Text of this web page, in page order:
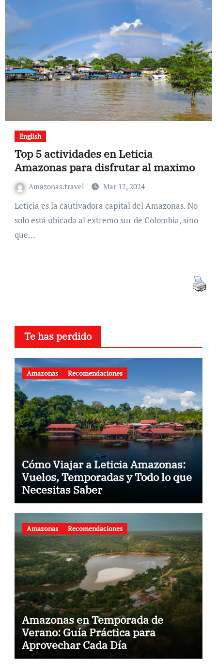
English
Top 5 actividades en Leticia
Amazonas para disfrutar al maximo
Amazonas.travel Mar 12, 2024
Leticia es la cautivadora capital del Amazonas. No
solo está ubicada al extremo sur de Colombia, sino
que…
Te has perdido
Amazonas Recomendaciones
Cómo Viajar a Leticia Amazonas:
Vuelos, Temporadas y Todo lo que
Necesitas Saber
Amazonas Recomendaciones
Amazonas en Temporada de
Verano: Guía Práctica para
Aprovechar Cada Día